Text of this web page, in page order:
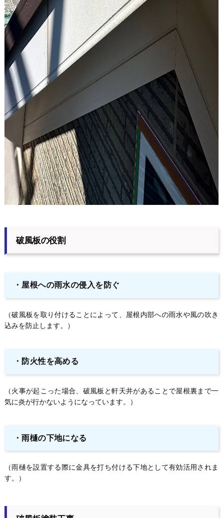
破風板の役割
・屋根への雨水の侵入を防ぐ
（破風板を取り付けることによって、屋根内部への雨水や風の吹き
込みを防止します。）
・防火性を高める
（火事が起こった場合、破風板と軒天井があることで屋根裏まで一
気に炎が行かないようになっています。）
・雨樋の下地になる
（雨樋を設置する際に金具を打ち付ける下地として有効活用されま
す。）